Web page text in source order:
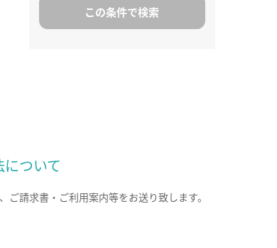
ついて
ご請求書・ご利用案内等をお送り致します。